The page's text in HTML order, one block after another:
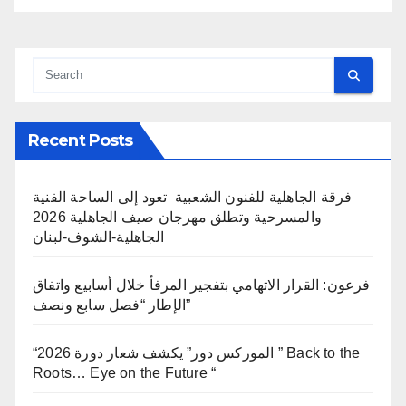
Recent Posts
فرقة الجاهلية للفنون الشعبية تعود إلى الساحة الفنية
والمسرحية وتطلق مهرجان صيف الجاهلية 2026
الجاهلية-الشوف-لبنان
فرعون: القرار الاتهامي بتفجير المرفأ خلال أسابيع واتفاق
الإطار “فصل سابع ونصف”
“الموركس دور” يكشف شعار دورة 2026 ” Back to the
Roots… Eye on the Future “